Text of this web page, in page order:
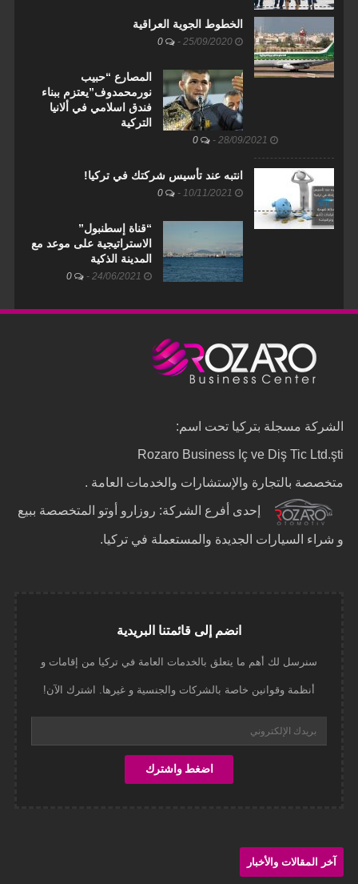
الخطوط الجوية العراقية
-
المصارع “حبيب
نورمحمدوف”يعتزم ببناء
فندق اسلامي في ألانيا
التركية
-
انتبه عند تأسيس شركتك في تركيا!
-
“قناة إسطنبول”
الاستراتيجية على موعد مع
المدينة الذكية
-
الشركة مسجلة بتركيا تحت اسم:
Rozaro Business Iç ve Diş Tic Ltd.şti
متخصصة بالتجارة والإستشارات والخدمات العامة .
إحدى أفرع الشركة: روزارو أوتو المتخصصة ببيع
و شراء السيارات الجديدة والمستعملة في تركيا.
انضم إلى قائمتنا البريدية
سنرسل لك أهم ما يتعلق بالخدمات العامة في تركيا من إقامات و
أنظمة وقوانين خاصة بالشركات والجنسية و غيرها. اشترك الآن!
آخر المقالات والأخبار